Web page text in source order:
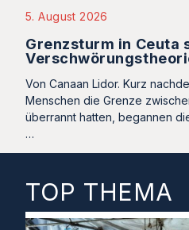
5. August 2026
Grenzsturm in Ceuta
Von Canaan Lidor. Kurz
Menschen die Grenze
überrannt hatten, begannen
…
TOP THEMA